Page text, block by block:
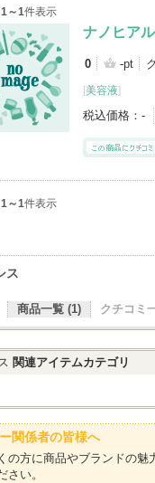
1～1件表示
ナノヒア
0 -pt
[美容液]
税込価格： -
1～1件表示
ス
商品一覧 (1) クチコミ
関連アイテムカテゴリ
関係者の皆様へ
の方に商品やブランドの
さい。